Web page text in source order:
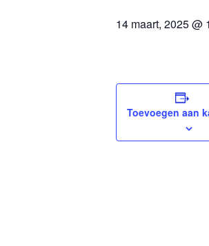
14 maart, 2025 @
Toevoegen aan